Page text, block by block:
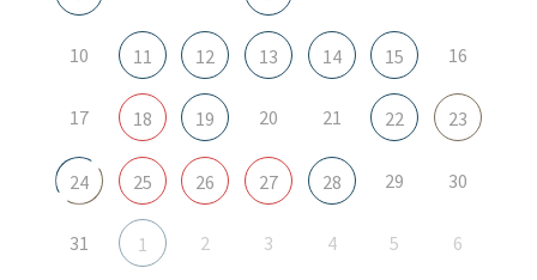
10 11 12 13 14 15 16
17 18 19 20 21 22 23
24 25 26 27 28 29 30
31 1 2 3 4 5 6